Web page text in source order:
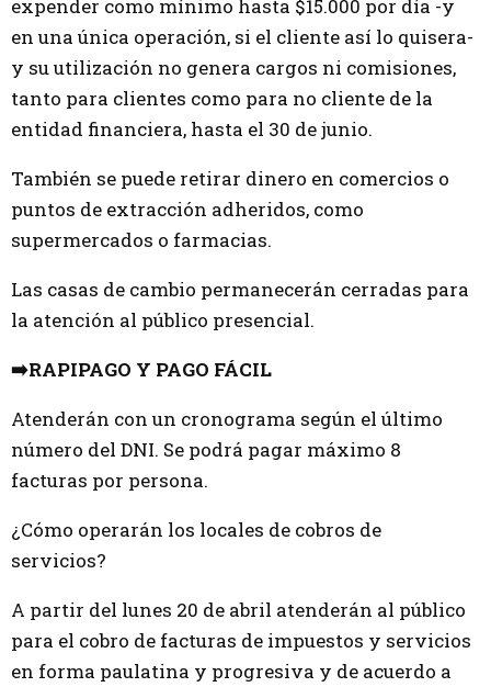
expender como mínimo hasta $15.000 por día -y
en una única operación, si el cliente así lo quisera-
y su utilización no genera cargos ni comisiones,
tanto para clientes como para no cliente de la
entidad financiera, hasta el 30 de junio.
También se puede retirar dinero en comercios o
puntos de extracción adheridos, como
supermercados o farmacias.
Las casas de cambio permanecerán cerradas para
la atención al público presencial.
➡️RAPIPAGO Y PAGO FÁCIL
Atenderán con un cronograma según el último
número del DNI. Se podrá pagar máximo 8
facturas por persona.
¿Cómo operarán los locales de cobros de
servicios?
A partir del lunes 20 de abril atenderán al público
para el cobro de facturas de impuestos y servicios
en forma paulatina y progresiva y de acuerdo a